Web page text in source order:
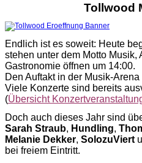
Tollwood
Endlich ist es soweit: Heute
stehen unter dem Motto
Gastronomie öffnen um 14:00.
Den Auftakt in der Musik-
Viele Konzerte sind bereits
(Übersicht
Doch auch dieses Jahr sind
Sarah Straub, Hundling,
Melanie Dekker, SolozuViert
bei freiem Eintritt.